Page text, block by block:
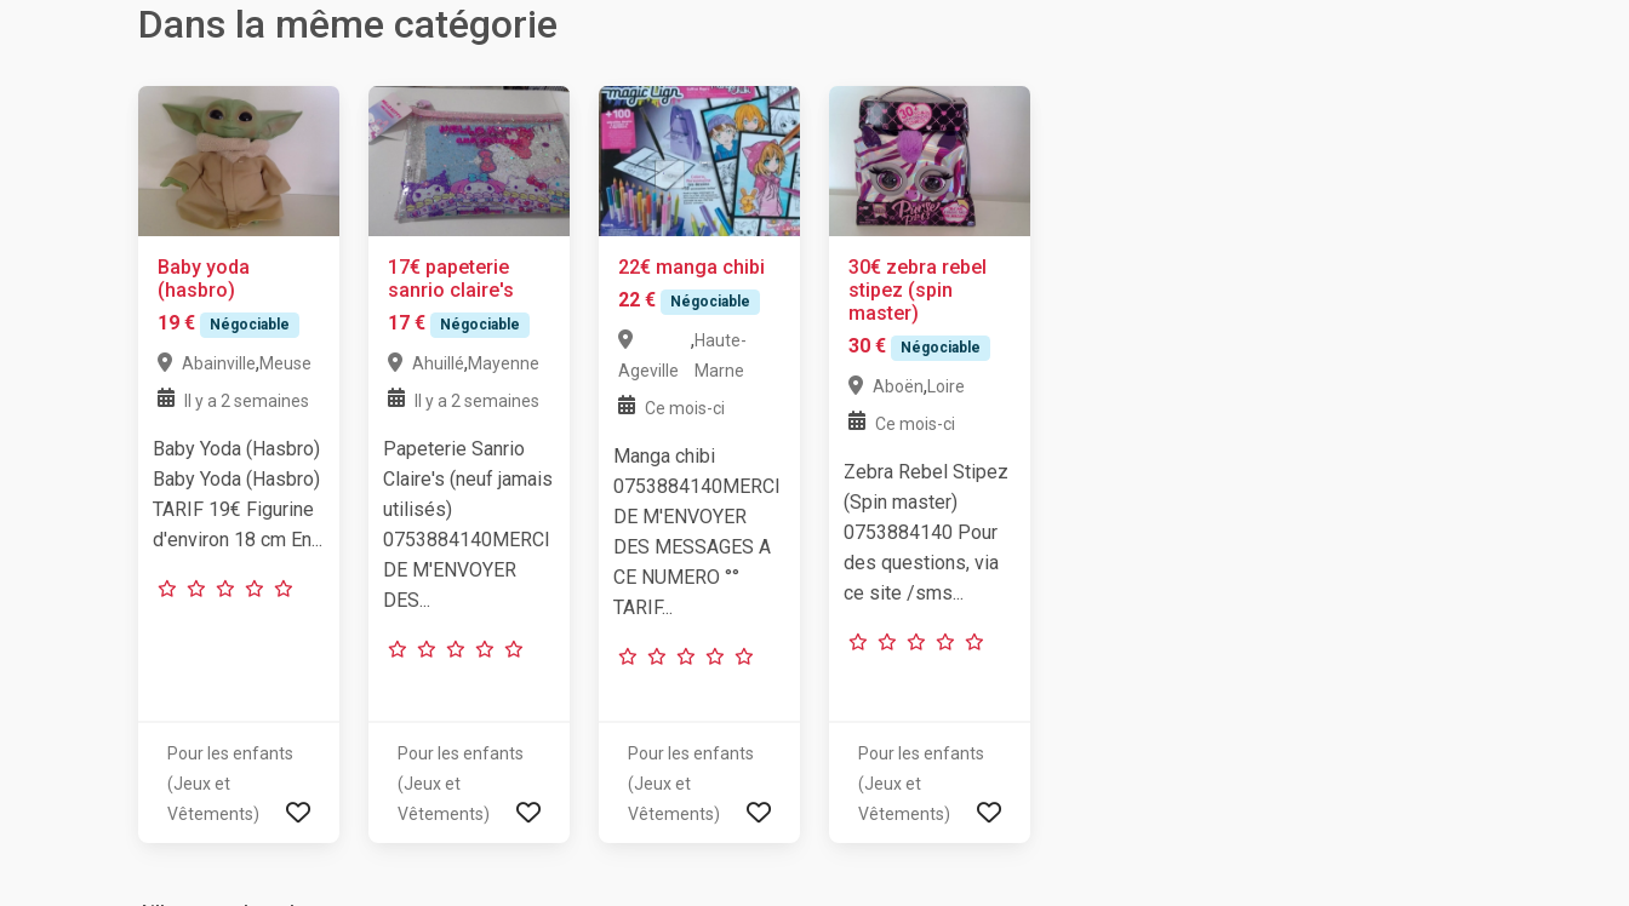
Dans la même catégorie
Baby yoda
(hasbro)
19 €
Négociable
Abainville,Meuse
Il y a 2 semaines
Baby Yoda (Hasbro)
Baby Yoda (Hasbro)
TARIF 19€ Figurine
d'environ 18 cm En...
Pour les enfants
(Jeux et
Vêtements)
17€ papeterie
sanrio claire's
17 €
Négociable
Ahuillé,Mayenne
Il y a 2 semaines
Papeterie Sanrio
Claire's (neuf jamais
utilisés)
0753884140MERCI
DE M'ENVOYER
DES...
Pour les enfants
(Jeux et
Vêtements)
22€ manga chibi
22 €
Négociable
Ageville
,Haute-
Marne
Ce mois-ci
Manga chibi
0753884140MERCI
DE M'ENVOYER
DES MESSAGES A
CE NUMERO °°
TARIF...
Pour les enfants
(Jeux et
Vêtements)
30€ zebra rebel
stipez (spin
master)
30 €
Négociable
Aboën, Loire
Ce mois-ci
Zebra Rebel Stipez
(Spin master)
0753884140 Pour
des questions, via
ce site /sms...
Pour les enfants
(Jeux et
Vêtements)